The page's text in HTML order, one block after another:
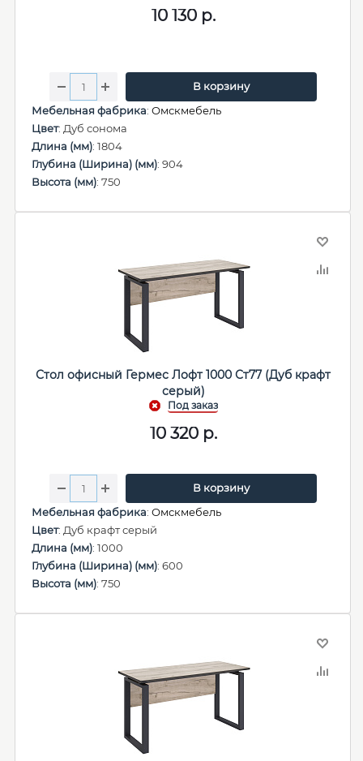
10 130р.
В корзину
Мебельная фабрика: Омскмебель
Цвет: Дуб сонома
Длина (мм): 1804
Глубина (Ширина) (мм): 904
Высота (мм): 750
Стол офисный Гермес Лофт 1000 Ст77 (Дуб крафт
серый)
10 320р.
В корзину
Мебельная фабрика: Омскмебель
Цвет: Дуб крафт серый
Длина (мм): 1000
Глубина (Ширина) (мм): 600
Высота (мм): 750